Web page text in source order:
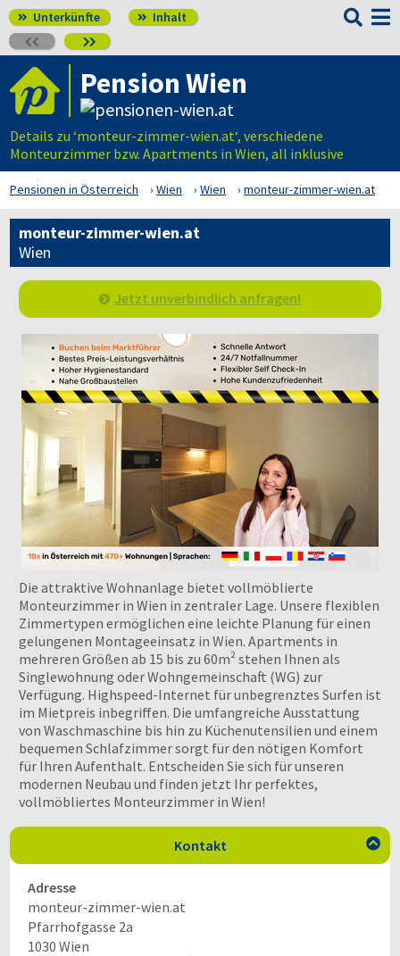
 Unterkünfte  Inhalt
 

Pension Wien
Details zu ‘monteur-zimmer-wien.at‘, verschiedene
Monteurzimmer bzw. Apartments in Wien, all inklusive
Pensionen in Österreich Wien Wien monteur-zimmer-wien.at
monteur-zimmer-wien.at
Wien
Jetzt unverbindlich anfragen!
Die attraktive Wohnanlage bietet vollmöblierte
Monteurzimmer in Wien in zentraler Lage. Unsere flexiblen
Zimmertypen ermöglichen eine leichte Planung für einen
gelungenen Montageeinsatz in Wien. Apartments in
mehreren Größen ab 15 bis zu 60m² stehen Ihnen als
Singlewohnung oder Wohngemeinschaft (WG) zur
Verfügung. Highspeed-Internet für unbegrenztes Surfen ist
im Mietpreis inbegriffen. Die umfangreiche Ausstattung
von Waschmaschine bis hin zu Küchenutensilien und einem
bequemen Schlafzimmer sorgt für den nötigen Komfort
für Ihren Aufenthalt. Entscheiden Sie sich für unseren
modernen Neubau und finden jetzt Ihr perfektes,
vollmöbliertes Monteurzimmer in Wien!
Kontakt 
Adresse
monteur-zimmer-wien.at
Pfarrhofgasse 2a
1030 Wien